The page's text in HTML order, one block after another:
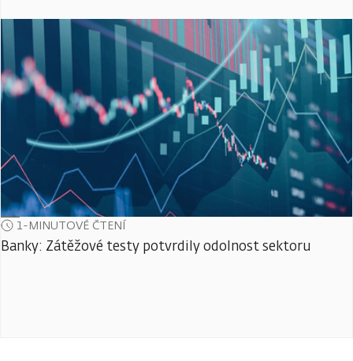
1-MINUTOVÉ ČTENÍ
Banky: Zátěžové testy potvrdily odolnost sektoru